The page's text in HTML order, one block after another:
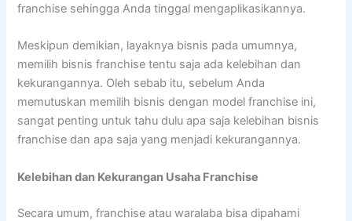
franchise sehingga Anda tinggal mengaplikasikannya.
Meskipun demikian, layaknya bisnis pada umumnya,
memilih bisnis franchise tentu saja ada kelebihan dan
kekurangannya. Oleh sebab itu, sebelum Anda
memutuskan memilih bisnis dengan model franchise ini,
sangat penting untuk tahu dulu apa saja kelebihan bisnis
franchise dan apa saja yang menjadi kekurangannya.
Kelebihan dan Kekurangan Usaha Franchise
Secara umum, franchise atau waralaba bisa dipahami